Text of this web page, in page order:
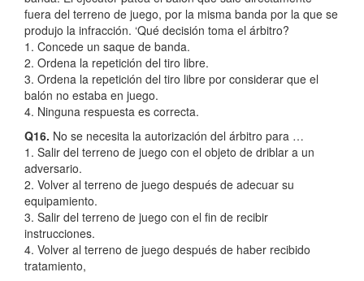
fuera del terreno de juego, por la misma banda por la que se
produjo la infracción. ‘Qué decisión toma el árbitro?
1. Concede un saque de banda.
2. Ordena la repetición del tiro libre.
3. Ordena la repetición del tiro libre por considerar que el
balón no estaba en juego.
4. Ninguna respuesta es correcta.
Q16. No se necesita la autorización del árbitro para …
1. Salir del terreno de juego con el objeto de driblar a un
adversario.
2. Volver al terreno de juego después de adecuar su
equipamiento.
3. Salir del terreno de juego con el fin de recibir
instrucciones.
4. Volver al terreno de juego después de haber recibido
tratamiento,